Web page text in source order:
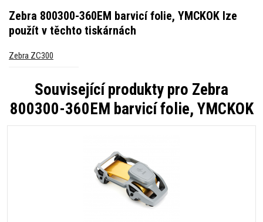
Zebra 800300-360EM barvicí folie, YMCKOK lze
použít v těchto tiskárnách
Zebra ZC300
Související produkty pro Zebra
800300-360EM barvicí folie, YMCKOK